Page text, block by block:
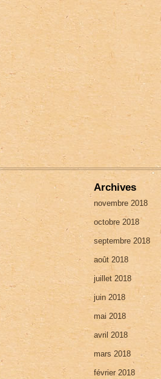
Archives
novembre 2018
octobre 2018
septembre 2018
août 2018
juillet 2018
juin 2018
mai 2018
avril 2018
mars 2018
février 2018